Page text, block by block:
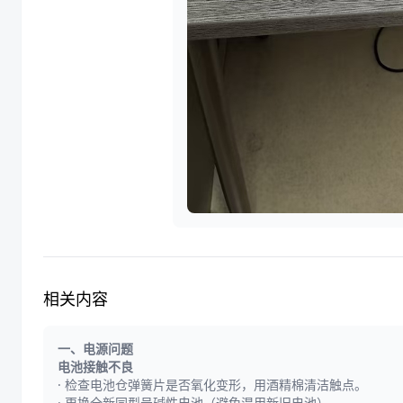
相关内容
一、电源问题
电池接触不良
· 检查电池仓弹簧片是否氧化变形，用酒精棉清洁触点。